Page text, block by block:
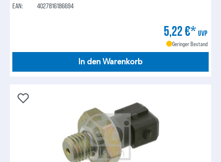
EAN:
4027816186694
5,22 €* UVP
Geringer Bestand
In den Warenkorb